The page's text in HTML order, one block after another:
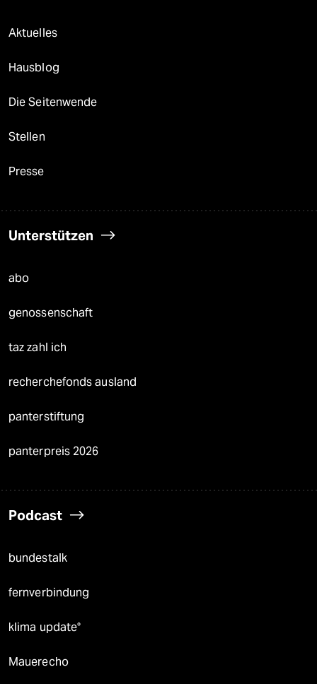
Aktuelles
Hausblog
Die Seitenwende
Stellen
Presse
Unterstützen
abo
genossenschaft
taz zahl ich
recherchefonds ausland
panterstiftung
panterpreis 2026
Podcast
bundestalk
fernverbindung
klima update°
Mauerecho